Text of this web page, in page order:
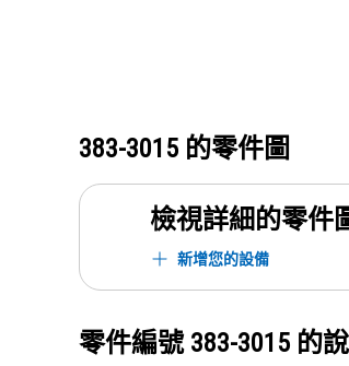
383-3015 的零件圖
檢視詳細的零件
新增您的設備
零件編號 383-3015 的